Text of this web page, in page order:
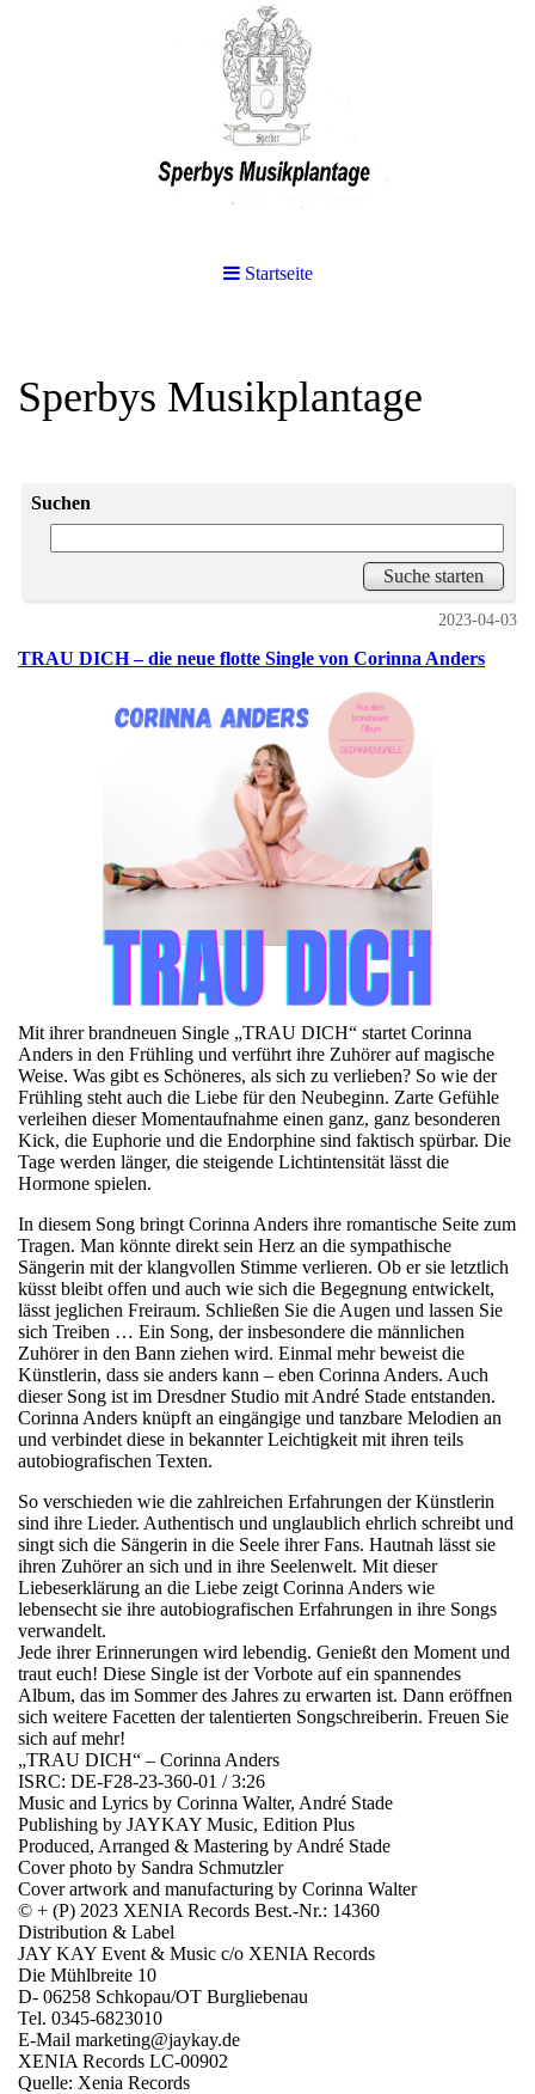
Startseite
Sperbys Musikplantage
Suchen
2023-04-03
TRAU DICH – die neue flotte Single von Corinna Anders
Mit ihrer brandneuen Single „TRAU DICH“ startet Corinna
Anders in den Frühling und verführt ihre Zuhörer auf magische
Weise. Was gibt es Schöneres, als sich zu verlieben? So wie der
Frühling steht auch die Liebe für den Neubeginn. Zarte Gefühle
verleihen dieser Momentaufnahme einen ganz, ganz besonderen
Kick, die Euphorie und die Endorphine sind faktisch spürbar. Die
Tage werden länger, die steigende Lichtintensität lässt die
Hormone spielen.
In diesem Song bringt Corinna Anders ihre romantische Seite zum
Tragen. Man könnte direkt sein Herz an die sympathische
Sängerin mit der klangvollen Stimme verlieren. Ob er sie letztlich
küsst bleibt offen und auch wie sich die Begegnung entwickelt,
lässt jeglichen Freiraum. Schließen Sie die Augen und lassen Sie
sich Treiben … Ein Song, der insbesondere die männlichen
Zuhörer in den Bann ziehen wird. Einmal mehr beweist die
Künstlerin, dass sie anders kann – eben Corinna Anders. Auch
dieser Song ist im Dresdner Studio mit André Stade entstanden.
Corinna Anders knüpft an eingängige und tanzbare Melodien an
und verbindet diese in bekannter Leichtigkeit mit ihren teils
autobiografischen Texten.
So verschieden wie die zahlreichen Erfahrungen der Künstlerin
sind ihre Lieder. Authentisch und unglaublich ehrlich schreibt und
singt sich die Sängerin in die Seele ihrer Fans. Hautnah lässt sie
ihren Zuhörer an sich und in ihre Seelenwelt. Mit dieser
Liebeserklärung an die Liebe zeigt Corinna Anders wie
lebensecht sie ihre autobiografischen Erfahrungen in ihre Songs
verwandelt.
Jede ihrer Erinnerungen wird lebendig. Genießt den Moment und
traut euch! Diese Single ist der Vorbote auf ein spannendes
Album, das im Sommer des Jahres zu erwarten ist. Dann eröffnen
sich weitere Facetten der talentierten Songschreiberin. Freuen Sie
sich auf mehr!
„TRAU DICH“ – Corinna Anders
ISRC: DE-F28-23-360-01 / 3:26
Music and Lyrics by Corinna Walter, André Stade
Publishing by JAYKAY Music, Edition Plus
Produced, Arranged & Mastering by André Stade
Cover photo by Sandra Schmutzler
Cover artwork and manufacturing by Corinna Walter
© + (P) 2023 XENIA Records Best.-Nr.: 14360
Distribution & Label
JAY KAY Event & Music c/o XENIA Records
Die Mühlbreite 10
D- 06258 Schkopau/OT Burgliebenau
Tel. 0345-6823010
E-Mail marketing@jaykay.de
XENIA Records LC-00902
Quelle: Xenia Records